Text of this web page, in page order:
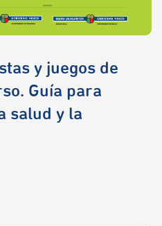
y juegos de
Guía para
salud y la